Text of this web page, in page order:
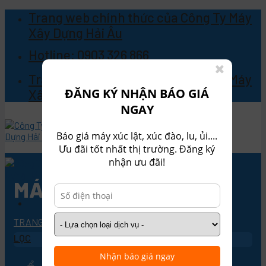
content
Trang web chính thức của Công Ty Máy
Xây Dựng Hải Âu
Hotline: 0903 326 866
Trang web chính thức của Công Ty Máy
Xây Dựng Hải Âu
Sản Phẩm
Máy xúc lật
Máy xúc lật Liugong
Máy xúc lật Lugong
MÁY ỦI
TRANG CHỦ / MÁY ỦI
LỌC
ĐĂNG KÝ NHẬN BÁO GIÁ
NGAY
Báo giá máy xúc lật, xúc đào, lu, ủi....
Ưu đãi tốt nhất thị trường. Đăng ký
nhận ưu đãi!
Nhận báo giá ngay